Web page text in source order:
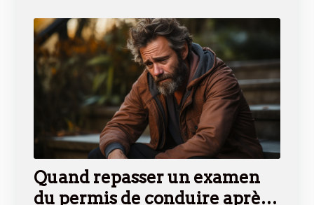
Quand repasser un examen
du permis de conduire après